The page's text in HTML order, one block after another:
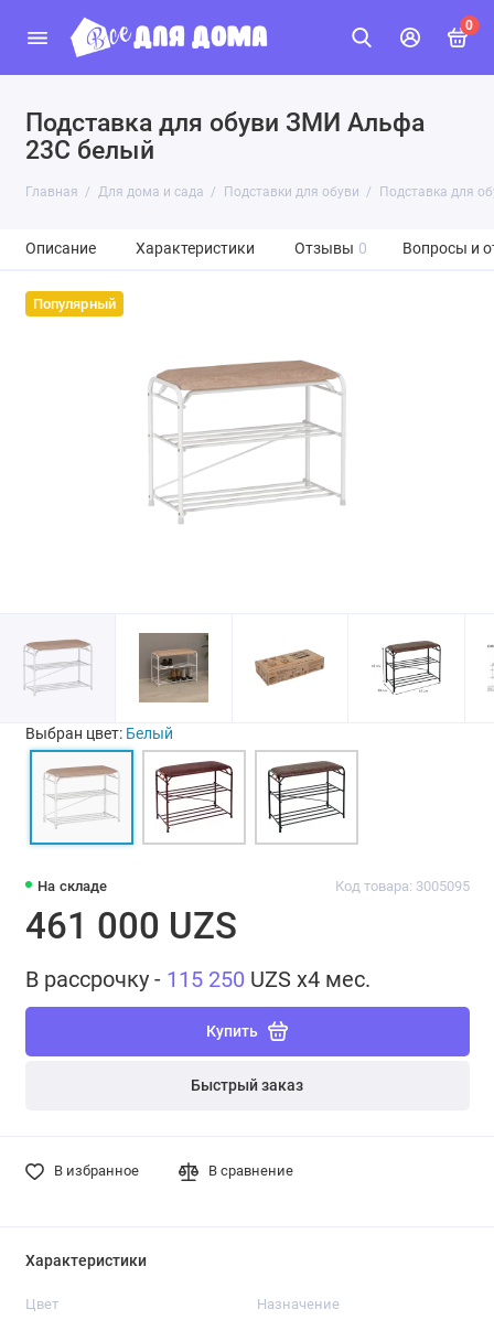
0
Подставка для обуви ЗМИ Альфа
23C белый
Главная Для дома и сада Подставки для обуви Подставка для
Описание Характеристики Отзывы 0 Вопросы и
Популярный
На складе Код товара: 3005095
461 000 UZS
В рассрочку - 115 250 UZS x4 мес.
Купить
Быстрый заказ
В избранное В сравнение
Выбран цвет: Белый
Характеристики
Цвет Назначение